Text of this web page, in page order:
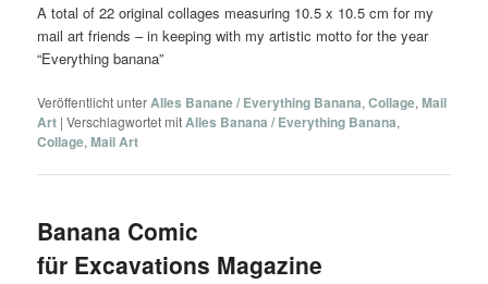
A total of 22 original collages measuring 10.5 x 10.5 cm for my
mail art friends – in keeping with my artistic motto for the year
“Everything banana”
Veröffentlicht unterAlles Banane / Everything Banana,Collage,Mail
Art |Verschlagwortet mitAlles Banana / Everything Banana,
Collage,Mail Art
Banana Comic
für Excavations Magazine